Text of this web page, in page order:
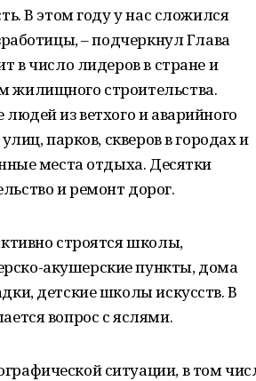
В этом году у нас сложился
– подчеркнул Глава
в число лидеров в стране и
жилищного строительства.
из ветхого и аварийного
парков, скверов в городах и
места отдыха. Десятки
и ремонт дорог.
строятся школы,
акушерские пункты, дома
детские школы искусств. В
вопрос с яслями.
ситуации, в том